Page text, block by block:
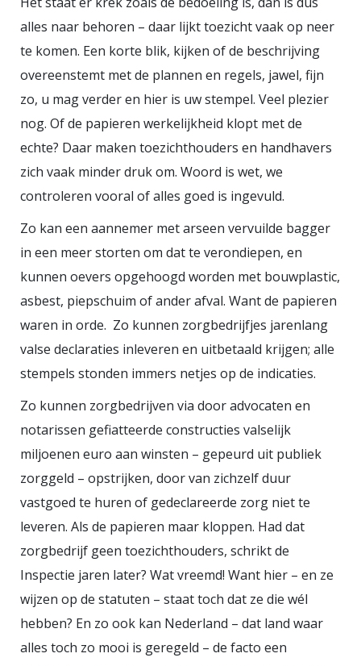
nieuwsbericht van maakt, dat ook
weer wordt ondertekend. De lezer
kan zich dan door een eigen
controle ervan vergewissen dat dit
‘authentiek’ nieuws is.
alles naar behoren – daar lijkt toezicht vaak op neer
te komen. Een korte blik, kijken of de beschrijving
overeenstemt met de plannen en regels, jawel, fijn
zo, u mag verder en hier is uw stempel. Veel plezier
nog. Of de papieren werkelijkheid klopt met de
echte? Daar maken toezichthouders en handhavers
zich vaak minder druk om. Woord is wet, we
controleren vooral of alles goed is ingevuld.
Zo kan een aannemer met arseen vervuilde bagger
in een meer storten om dat te verondiepen, en
kunnen oevers opgehoogd worden met bouwplastic,
asbest, piepschuim of ander afval. Want de papieren
waren in orde. Zo kunnen zorgbedrijfjes jarenlang
valse declaraties inleveren en uitbetaald krijgen; alle
stempels stonden immers netjes op de indicaties.
Zo kunnen zorgbedrijven via door advocaten en
notarissen gefiatteerde constructies valselijk
miljoenen euro aan winsten – gepeurd uit publiek
zorggeld – opstrijken, door van zichzelf duur
vastgoed te huren of gedeclareerde zorg niet te
leveren. Als de papieren maar kloppen. Had dat
zorgbedrijf geen toezichthouders, schrikt de
Inspectie jaren later? Wat vreemd! Want hier – en ze
wijzen op de statuten – staat toch dat ze die wél
hebben? En zo ook kan Nederland – dat land waar
alles toch zo mooi is geregeld – de facto een